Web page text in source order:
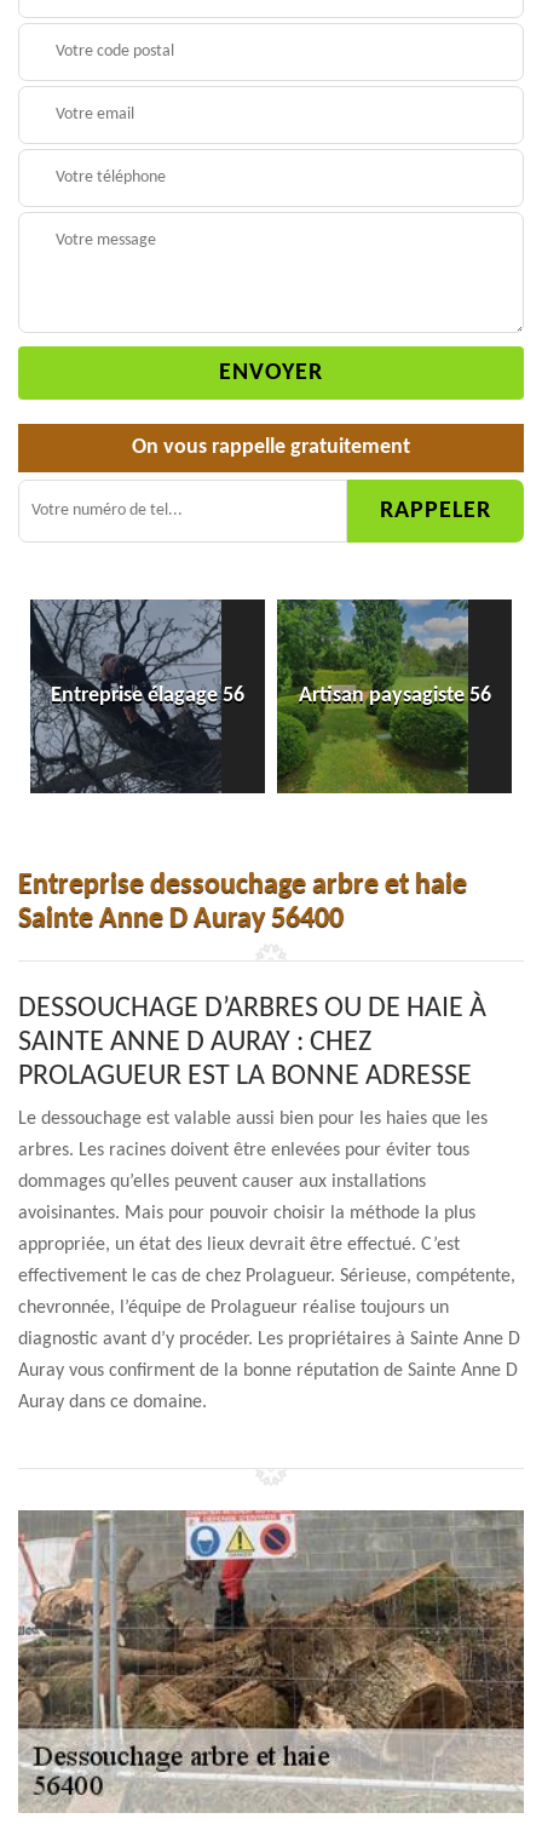
On vous rappelle gratuitement
Entreprise élagage 56 Artisan paysagiste 56
Entreprise dessouchage arbre et haie
Sainte Anne D Auray 56400
DESSOUCHAGE D’ARBRES OU DE HAIE À
SAINTE ANNE D AURAY : CHEZ
PROLAGUEUR EST LA BONNE ADRESSE
Le dessouchage est valable aussi bien pour les haies que les
arbres. Les racines doivent être enlevées pour éviter tous
dommages qu’elles peuvent causer aux installations
avoisinantes. Mais pour pouvoir choisir la méthode la plus
appropriée, un état des lieux devrait être effectué. C’est
effectivement le cas de chez Prolagueur. Sérieuse, compétente,
chevronnée, l’équipe de Prolagueur réalise toujours un
diagnostic avant d’y procéder. Les propriétaires à Sainte Anne D
Auray vous confirment de la bonne réputation de Sainte Anne D
Auray dans ce domaine.